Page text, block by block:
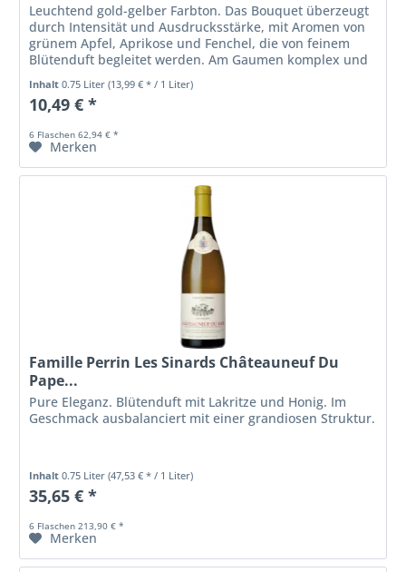
Leuchtend gold-gelber Farbton. Das Bouquet überzeugt
durch Intensität und Ausdrucksstärke, mit Aromen von
grünem Apfel, Aprikose und Fenchel, die von feinem
Blütenduft begleitet werden. Am Gaumen komplex und
Inhalt0.75 Liter(13,99 € * / 1 Liter)
10,49 € *
6 Flaschen 62,94 € *
Merken
Famille Perrin Les Sinards Châteauneuf Du
Pape...
Pure Eleganz. Blütenduft mit Lakritze und Honig. Im
Geschmack ausbalanciert mit einer grandiosen Struktur.
Inhalt0.75 Liter(47,53 € * / 1 Liter)
35,65 € *
6 Flaschen 213,90 € *
Merken